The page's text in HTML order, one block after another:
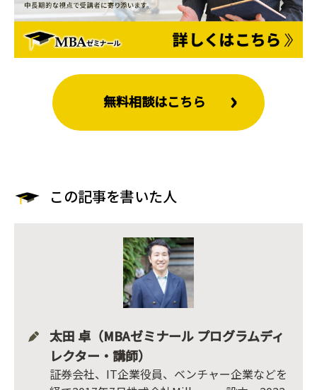
無料相談はこちら
この記事を書いた人
太田 卓（MBAゼミナール プログラムディ
レクター・講師）
証券会社、IT企業役員、ベンチャー企業などを